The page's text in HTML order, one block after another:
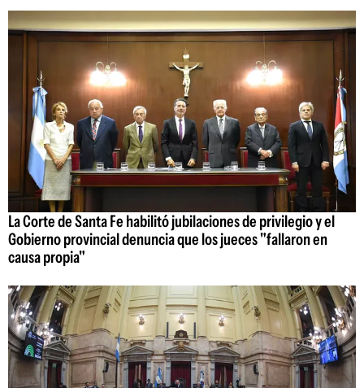
La Corte de Santa Fe habilitó jubilaciones de privilegio y el
Gobierno provincial denuncia que los jueces "fallaron en
causa propia"